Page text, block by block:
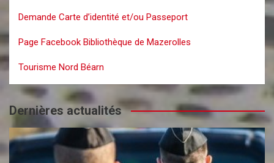
Demande Carte d’identité et/ou Passeport
Page Facebook Bibliothèque de Mazerolles
Tourisme Nord Béarn
Dernières actualités